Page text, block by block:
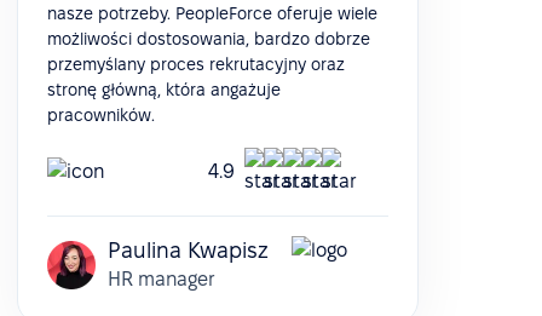
nasze potrzeby. PeopleForce oferuje wiele
możliwości dostosowania, bardzo dobrze
przemyślany proces rekrutacyjny oraz
stronę główną, która angażuje
pracowników.
4.9
Paulina Kwapisz
HR manager